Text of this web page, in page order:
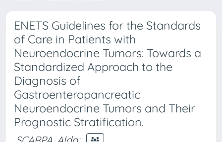
ENETS Guidelines for the Standards
of Care in Patients with
Neuroendocrine Tumors: Towards a
Standardized Approach to the
Diagnosis of
Gastroenteropancreatic
Neuroendocrine Tumors and Their
Prognostic Stratification.